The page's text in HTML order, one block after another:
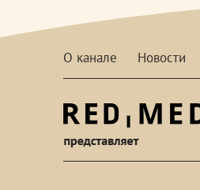
О канале Новости